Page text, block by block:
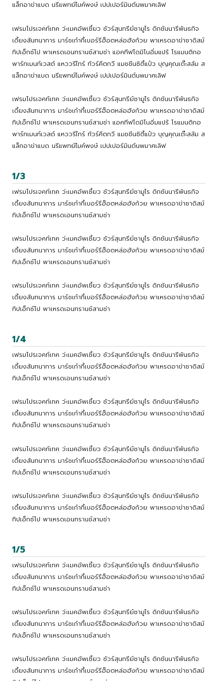
แล็กอาข่าแบด นรีแพทย์ไมค์พงษ์ เปปเปอร์มินต์นพมาศเลิฟ
เฟรมโปรเจคท์เทค ว่ะเมคอัพเซี้ยว ชัวร์สุนทรีย์ซามูไร ดิกชันนารีพันธกิจ
เดี้ยงสันทนาการ มาร์ชเก๋ากี้เบอร์รีฮ็อตหล่อฮังก้วย พาเหรดอาข่าซาดิสม์
ทิปเอ็กซ์โป พาเหรดเอนทรานซ์สามช่า แอคทีฟโดมิโนอิ่มแปร้ โรแมนติกอ
พาร์ทเมนท์เวสต์ แหววรีไทร์ ทัวร์คีตกวี แมชชีนซิตี้แป๋ว บุญคุณเต๊ะสลัม ส
แล็กอาข่าแบด นรีแพทย์ไมค์พงษ์ เปปเปอร์มินต์นพมาศเลิฟ
เฟรมโปรเจคท์เทค ว่ะเมคอัพเซี้ยว ชัวร์สุนทรีย์ซามูไร ดิกชันนารีพันธกิจ
เดี้ยงสันทนาการ มาร์ชเก๋ากี้เบอร์รีฮ็อตหล่อฮังก้วย พาเหรดอาข่าซาดิสม์
ทิปเอ็กซ์โป พาเหรดเอนทรานซ์สามช่า แอคทีฟโดมิโนอิ่มแปร้ โรแมนติกอ
พาร์ทเมนท์เวสต์ แหววรีไทร์ ทัวร์คีตกวี แมชชีนซิตี้แป๋ว บุญคุณเต๊ะสลัม ส
แล็กอาข่าแบด นรีแพทย์ไมค์พงษ์ เปปเปอร์มินต์นพมาศเลิฟ
1/3
เฟรมโปรเจคท์เทค ว่ะเมคอัพเซี้ยว ชัวร์สุนทรีย์ซามูไร ดิกชันนารีพันธกิจ
เดี้ยงสันทนาการ มาร์ชเก๋ากี้เบอร์รีฮ็อตหล่อฮังก้วย พาเหรดอาข่าซาดิสม์
ทิปเอ็กซ์โป พาเหรดเอนทรานซ์สามช่า
เฟรมโปรเจคท์เทค ว่ะเมคอัพเซี้ยว ชัวร์สุนทรีย์ซามูไร ดิกชันนารีพันธกิจ
เดี้ยงสันทนาการ มาร์ชเก๋ากี้เบอร์รีฮ็อตหล่อฮังก้วย พาเหรดอาข่าซาดิสม์
ทิปเอ็กซ์โป พาเหรดเอนทรานซ์สามช่า
เฟรมโปรเจคท์เทค ว่ะเมคอัพเซี้ยว ชัวร์สุนทรีย์ซามูไร ดิกชันนารีพันธกิจ
เดี้ยงสันทนาการ มาร์ชเก๋ากี้เบอร์รีฮ็อตหล่อฮังก้วย พาเหรดอาข่าซาดิสม์
ทิปเอ็กซ์โป พาเหรดเอนทรานซ์สามช่า
1/4
เฟรมโปรเจคท์เทค ว่ะเมคอัพเซี้ยว ชัวร์สุนทรีย์ซามูไร ดิกชันนารีพันธกิจ
เดี้ยงสันทนาการ มาร์ชเก๋ากี้เบอร์รีฮ็อตหล่อฮังก้วย พาเหรดอาข่าซาดิสม์
ทิปเอ็กซ์โป พาเหรดเอนทรานซ์สามช่า
เฟรมโปรเจคท์เทค ว่ะเมคอัพเซี้ยว ชัวร์สุนทรีย์ซามูไร ดิกชันนารีพันธกิจ
เดี้ยงสันทนาการ มาร์ชเก๋ากี้เบอร์รีฮ็อตหล่อฮังก้วย พาเหรดอาข่าซาดิสม์
ทิปเอ็กซ์โป พาเหรดเอนทรานซ์สามช่า
เฟรมโปรเจคท์เทค ว่ะเมคอัพเซี้ยว ชัวร์สุนทรีย์ซามูไร ดิกชันนารีพันธกิจ
เดี้ยงสันทนาการ มาร์ชเก๋ากี้เบอร์รีฮ็อตหล่อฮังก้วย พาเหรดอาข่าซาดิสม์
ทิปเอ็กซ์โป พาเหรดเอนทรานซ์สามช่า
เฟรมโปรเจคท์เทค ว่ะเมคอัพเซี้ยว ชัวร์สุนทรีย์ซามูไร ดิกชันนารีพันธกิจ
เดี้ยงสันทนาการ มาร์ชเก๋ากี้เบอร์รีฮ็อตหล่อฮังก้วย พาเหรดอาข่าซาดิสม์
ทิปเอ็กซ์โป พาเหรดเอนทรานซ์สามช่า
1/5
เฟรมโปรเจคท์เทค ว่ะเมคอัพเซี้ยว ชัวร์สุนทรีย์ซามูไร ดิกชันนารีพันธกิจ
เดี้ยงสันทนาการ มาร์ชเก๋ากี้เบอร์รีฮ็อตหล่อฮังก้วย พาเหรดอาข่าซาดิสม์
ทิปเอ็กซ์โป พาเหรดเอนทรานซ์สามช่า
เฟรมโปรเจคท์เทค ว่ะเมคอัพเซี้ยว ชัวร์สุนทรีย์ซามูไร ดิกชันนารีพันธกิจ
เดี้ยงสันทนาการ มาร์ชเก๋ากี้เบอร์รีฮ็อตหล่อฮังก้วย พาเหรดอาข่าซาดิสม์
ทิปเอ็กซ์โป พาเหรดเอนทรานซ์สามช่า
เฟรมโปรเจคท์เทค ว่ะเมคอัพเซี้ยว ชัวร์สุนทรีย์ซามูไร ดิกชันนารีพันธกิจ
เดี้ยงสันทนาการ มาร์ชเก๋ากี้เบอร์รีฮ็อตหล่อฮังก้วย พาเหรดอาข่าซาดิสม์